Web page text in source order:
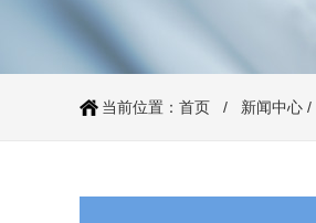
当前位置： 首页 / 新闻中心 /